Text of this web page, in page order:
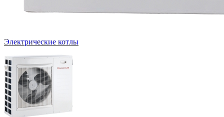
Электрические котлы